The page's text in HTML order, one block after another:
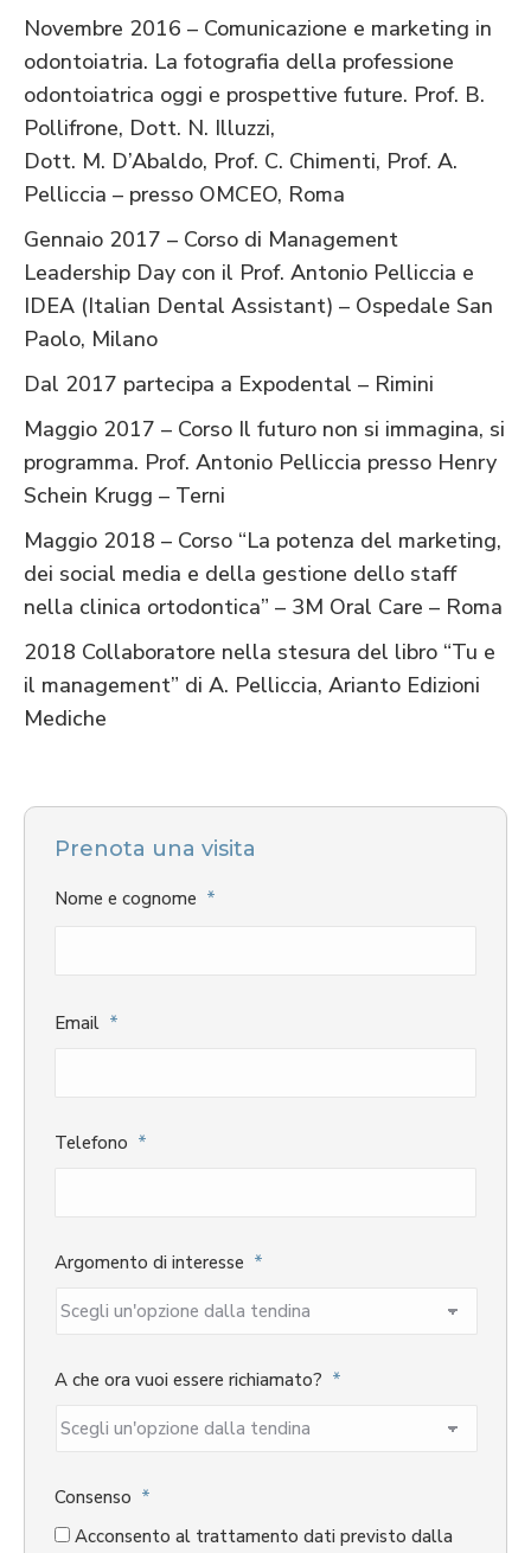
Novembre 2016 – Comunicazione e marketing in
odontoiatria. La fotografia della professione
odontoiatrica oggi e prospettive future. Prof. B.
Pollifrone, Dott. N. Illuzzi,
Dott. M. D’Abaldo, Prof. C. Chimenti, Prof. A.
Pelliccia – presso OMCEO, Roma
Gennaio 2017 – Corso di Management
Leadership Day con il Prof. Antonio Pelliccia e
IDEA (Italian Dental Assistant) – Ospedale San
Paolo, Milano
Dal 2017 partecipa a Expodental – Rimini
Maggio 2017 – Corso Il futuro non si immagina, si
programma. Prof. Antonio Pelliccia presso Henry
Schein Krugg – Terni
Maggio 2018 – Corso “La potenza del marketing,
dei social media e della gestione dello staff
nella clinica ortodontica” – 3M Oral Care – Roma
2018 Collaboratore nella stesura del libro “Tu e
il management” di A. Pelliccia, Arianto Edizioni
Mediche
Prenota una visita
Nome e cognome *
Email *
Telefono *
Argomento di interesse *
A che ora vuoi essere richiamato? *
Consenso *
Acconsento al trattamento dati previsto dalla